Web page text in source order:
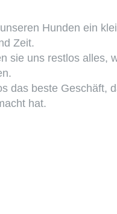
Hunden ein
Zeit.
sie uns restlos alles,
das beste Geschäft,
hat.